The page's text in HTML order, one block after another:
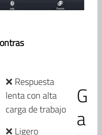
❌ Respuesta
lenta con alta
carga de trabajo
❌ Ligero
G
a